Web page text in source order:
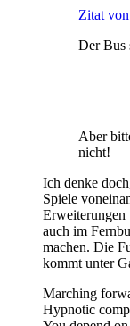
Zitat
Der Bus
Aber
nicht!
Ich denke
Spiele
Erweiterungen
auch im
machen. Die
kommt unter
Marching
Hypnotic